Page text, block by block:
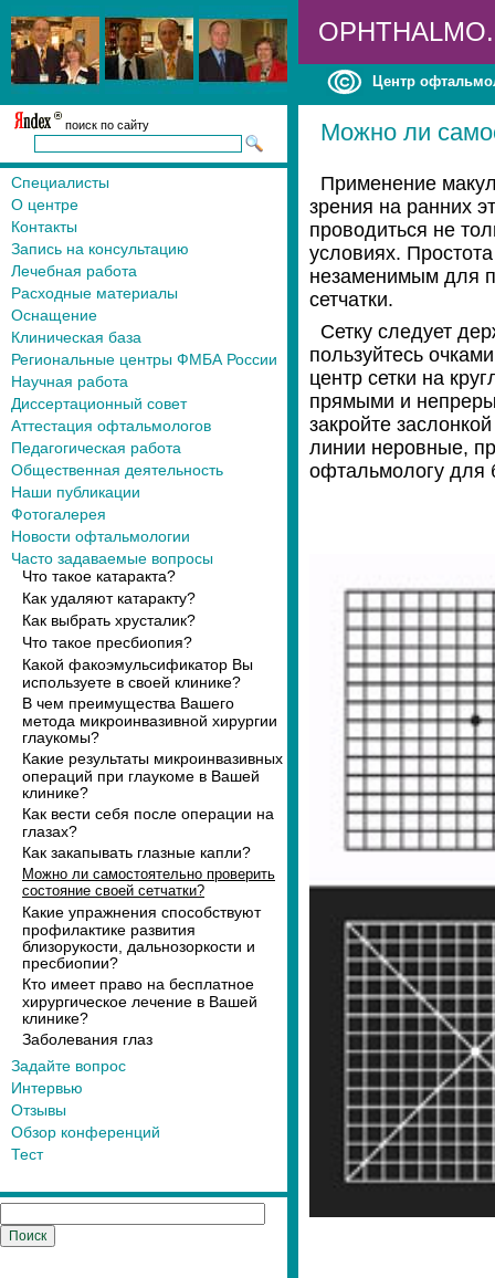
Центр
поиск по сайту
Специалисты
О центре
Контакты
Запись на консультацию
Лечебная работа
Расходные материалы
Оснащение
Клиническая база
Региональные центры ФМБА России
Научная работа
Диссертационный совет
Аттестация офтальмологов
Педагогическая работа
Общественная деятельность
Наши публикации
Фотогалерея
Новости офтальмологии
Часто задаваемые вопросы
Что такое катаракта?
Как удаляют катаракту?
Как выбрать хрусталик?
Что такое пресбиопия?
Какой факоэмульсификатор Вы
используете в своей клинике?
В чем преимущества Вашего
метода микроинвазивной хирургии
глаукомы?
Какие результаты микроинвазивных
операций при глаукоме в Вашей
клинике?
Как вести себя после операции на
глазах?
Как закапывать глазные капли?
Можно ли самостоятельно проверить
состояние своей сетчатки?
Какие упражнения способствуют
профилактике развития
близорукости, дальнозоркости и
пресбиопии?
Кто имеет право на бесплатное
хирургическое лечение в Вашей
клинике?
Заболевания глаз
Задайте вопрос
Интервью
Отзывы
Обзор конференций
Тест
Можно ли
Применение
зрения на ранних
проводиться не
условиях.
незаменимым для
сетчатки.
Сетку следует
пользуйтесь
центр сетки на
прямыми и
закройте
линии неровные,
офтальмологу для